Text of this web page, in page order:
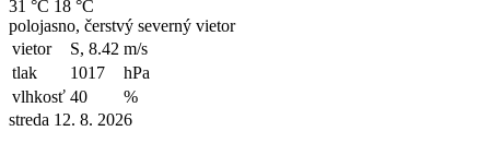
31 °C 18 °C
polojasno, čerstvý severný vietor
vietor
S, 8.42 m/s
tlak
1017
hPa
vlhkosť 40
%
streda 12. 8. 2026